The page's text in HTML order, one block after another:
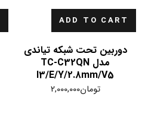
ADD TO CART
دوربین تحت شبکه تیاندی
مدل TC-C32QN
I3/E/Y/2.8mm/V5
تومان2,000,000